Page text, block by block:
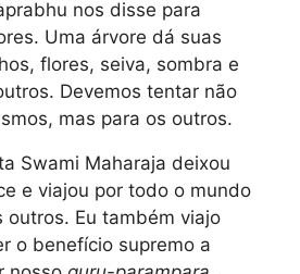
nos disse para
Uma árvore dá suas
flores, seiva, sombra e
Devemos tentar não
mas para os outros.
Swami Maharaja deixou
e viajou por todo o mundo
outros. Eu também viajo
o benefício supremo a